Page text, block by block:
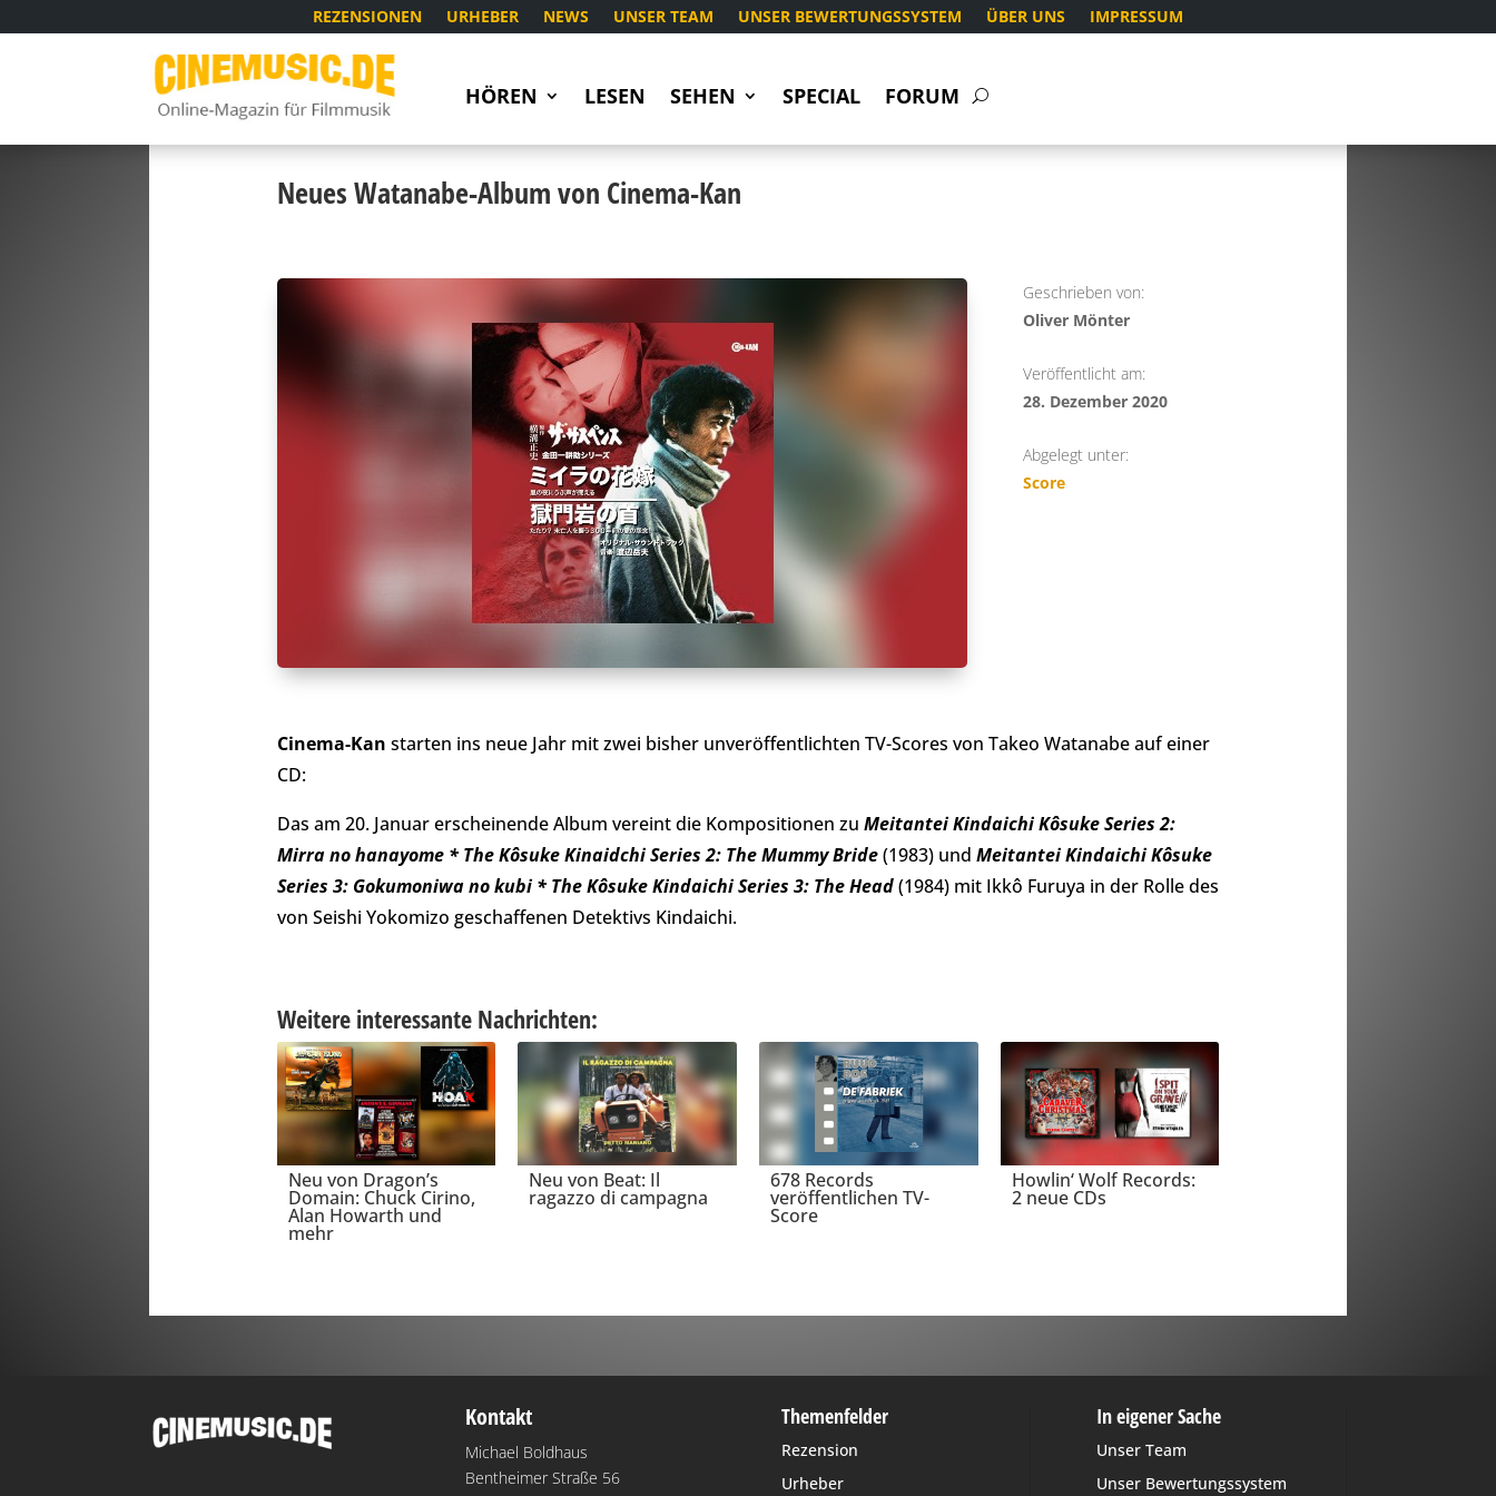
REZENSIONEN URHEBER NEWS UNSER TEAM UNSER BEWERTUNGSSYSTEM ÜBER UNS IMPRESSUM
HÖREN LESEN SEHEN SPECIAL FORUM
Neues Watanabe-Album von Cinema-Kan
Geschrieben von:
Oliver Mönter
Veröffentlicht am:
28. Dezember 2020
Abgelegt unter:
Score
Cinema-Kan starten ins neue Jahr mit zwei bisher unveröffentlichten TV-Scores von Takeo Watanabe auf einer
CD:
Das am 20. Januar erscheinende Album vereint die Kompositionen zu Meitantei Kindaichi Kôsuke Series 2:
Mirra no hanayome * The Kôsuke Kinaidchi Series 2: The Mummy Bride(1983) und Meitantei Kindaichi Kôsuke
Series 3: Gokumoniwa no kubi * The Kôsuke Kindaichi Series 3: The Head(1984) mit Ikkô Furuya in der Rolle des
von Seishi Yokomizo geschaffenen Detektivs Kindaichi.
Weitere interessante Nachrichten:
Neu von Dragon’s
Domain: Chuck Cirino,
Alan Howarth und
mehr
Neu von Beat: Il
ragazzo di campagna
678 Records
veröffentlichen TV-
Score
Howlin‘ Wolf Records:
2 neue CDs
Kontakt
Michael Boldhaus
Bentheimer Straße 56
Themenfelder
Rezension
Urheber
In eigener Sache
Unser Team
Unser Bewertungssystem